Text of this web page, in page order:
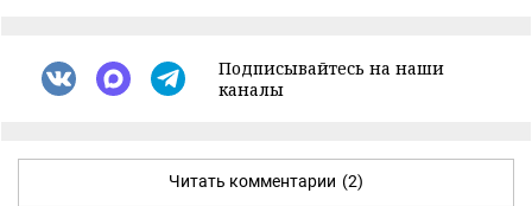
Подписывайтесь на наши
каналы
Читать комментарии (2)